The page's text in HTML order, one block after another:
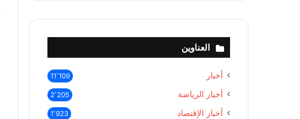
العناوين
أخبار 11٬109
أخبار الرياضة 2٬205
أخبار الإقتصاد 1٬923